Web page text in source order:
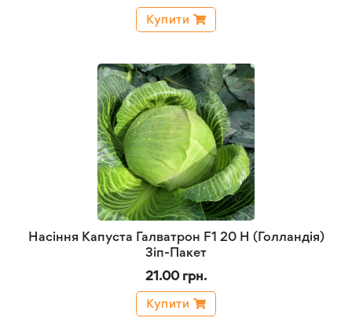
Купити
Насіння Капуста Галватрон F1 20 Н (Голландія)
Зіп-Пакет
21.00 грн.
Купити